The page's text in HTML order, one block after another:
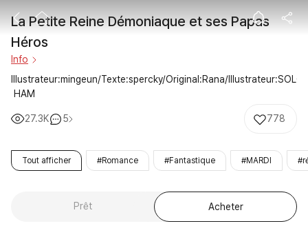
La Petite
La Petite Reine Démoniaque et ses Papas
Héros
Info
Illustrateur:mingeun/Texte:spercky/Original:Rana/Illustrateur:SOLO
HAM
27.3K 5 778
Tout afficher #Romance #Fantastique #MARDI
Prêt Acheter